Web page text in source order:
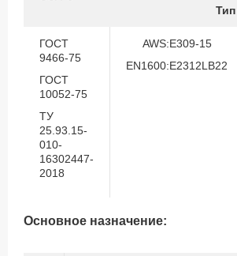
ГОСТ
9466-75
ГОСТ
10052-75
ТУ
25.93.15-
010-
16302447-
2018
AWS:E309-15
EN1600:E2312LB22
Основное назначение: